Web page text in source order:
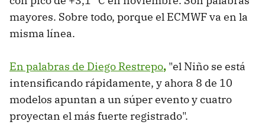
mayores. Sobre todo, porque el ECMWF va en la
misma línea.
En palabras de Diego Restrepo, "el Niño se está
intensificando rápidamente, y ahora 8 de 10
modelos apuntan a un súper evento y cuatro
proyectan el más fuerte registrado".